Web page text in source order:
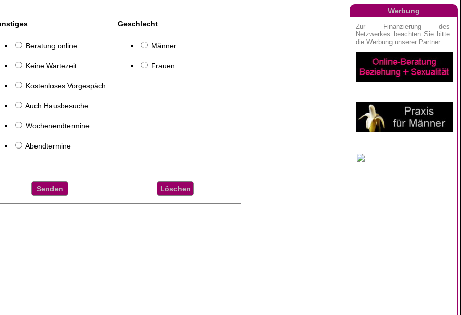
Beratung online
Keine Wartezeit
Kostenloses Vorgespäch
Auch Hausbesuche
Wochenendtermine
Abendtermine
Geschlecht
Männer
Frauen
Werbung